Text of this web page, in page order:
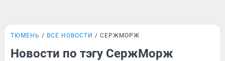
ТЮМЕНЬ ВСЕ НОВОСТИ СЕРЖМОРЖ
Новости по тэгу СержМорж